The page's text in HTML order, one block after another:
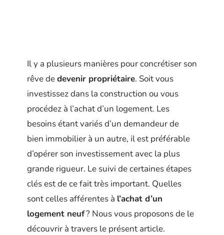
Il y a plusieurs manières pour concrétiser son
rêve dedevenir propriétaire. Soit vous
investissez dans la construction ou vous
procédez à l’achat d’un logement. Les
besoins étant variés d’un demandeur de
bien immobilier à un autre, il est préférable
d’opérer son investissement avec la plus
grande rigueur. Le suivi de certaines étapes
clés est de ce fait très important. Quelles
sont celles afférentes à l’achat d’un
logement neuf? Nous vous proposons de le
découvrir à travers le présent article.